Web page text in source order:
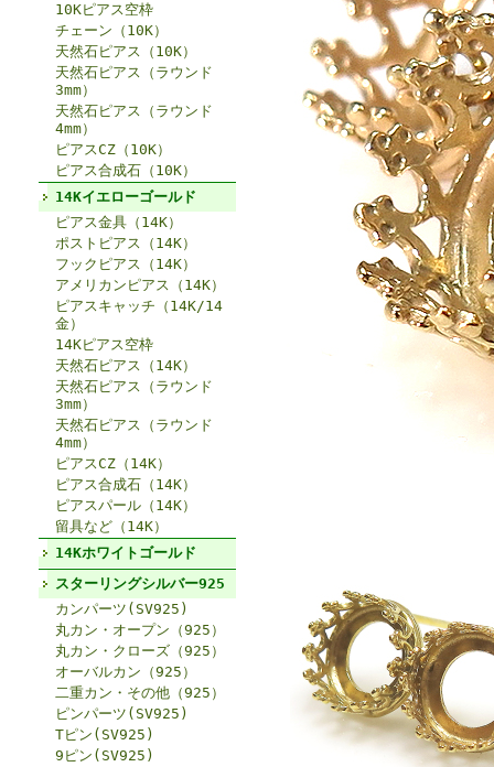
10Kピアス空枠
チェーン（10K）
天然石ピアス（10K）
天然石ピアス（ラウンド
3mm）
天然石ピアス（ラウンド
4mm）
ピアスCZ（10K）
ピアス合成石（10K）
14Kイエローゴールド
ピアス金具（14K）
ポストピアス（14K）
フックピアス（14K）
アメリカンピアス（14K）
ピアスキャッチ（14K/14
金）
14Kピアス空枠
天然石ピアス（14K）
天然石ピアス（ラウンド
3mm）
天然石ピアス（ラウンド
4mm）
ピアスCZ（14K）
ピアス合成石（14K）
ピアスパール（14K）
留具など（14K）
14Kホワイトゴールド
スターリングシルバー925
カンパーツ(SV925)
丸カン・オープン（925）
丸カン・クローズ（925）
オーバルカン（925）
二重カン・その他（925）
ピンパーツ(SV925)
Tピン(SV925)
9ピン(SV925)